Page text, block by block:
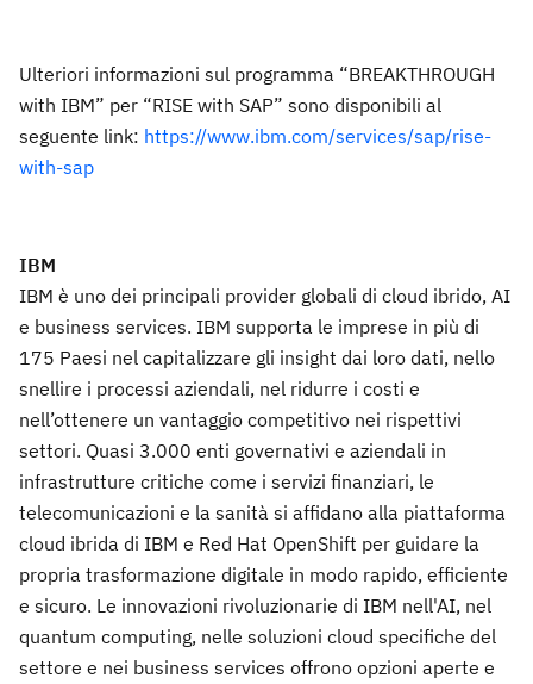
Ulteriori informazioni sul programma “BREAKTHROUGH
with IBM” per “RISE with SAP” sono disponibili al
seguente link: https://www.ibm.com/services/sap/rise-
with-sap
IBM
IBM è uno dei principali provider globali di cloud ibrido, AI
e business services. IBM supporta le imprese in più di
175 Paesi nel capitalizzare gli insight dai loro dati, nello
snellire i processi aziendali, nel ridurre i costi e
nell’ottenere un vantaggio competitivo nei rispettivi
settori. Quasi 3.000 enti governativi e aziendali in
infrastrutture critiche come i servizi finanziari, le
telecomunicazioni e la sanità si affidano alla piattaforma
cloud ibrida di IBM e Red Hat OpenShift per guidare la
propria trasformazione digitale in modo rapido, efficiente
e sicuro. Le innovazioni rivoluzionarie di IBM nell'AI, nel
quantum computing, nelle soluzioni cloud specifiche del
settore e nei business services offrono opzioni aperte e